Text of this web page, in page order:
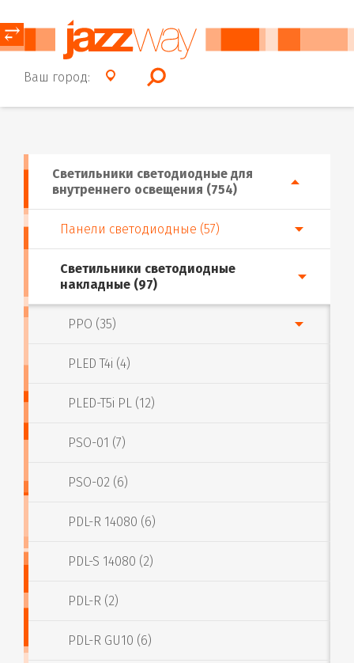
Ваш город:
⥂
Светильники светодиодные для
внутреннего освещения (754)
Панели светодиодные (57)
Светильники светодиодные
накладные (97)
PPO (35)
PLED T4i (4)
PLED-T5i PL (12)
PSO-01 (7)
PSO-02 (6)
PDL-R 14080 (6)
PDL-S 14080 (2)
PDL-R (2)
PDL-R GU10 (6)